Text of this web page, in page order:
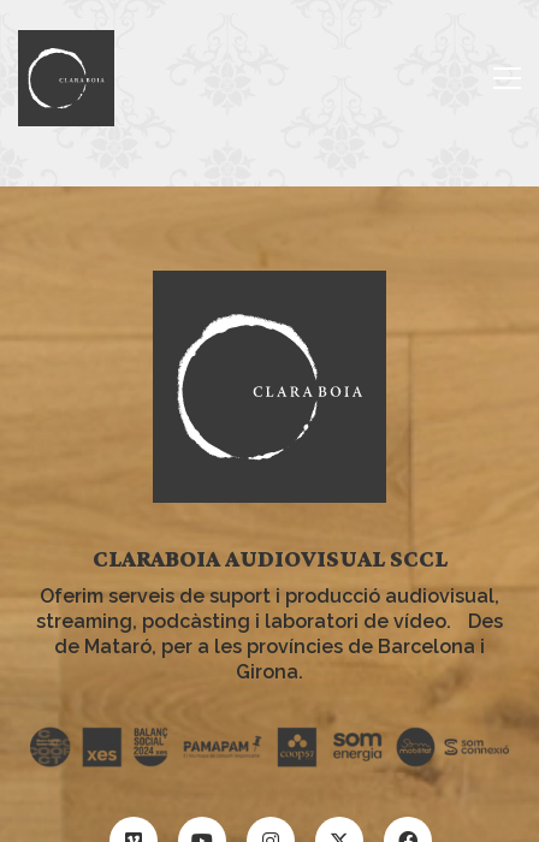
CLARABOIA AUDIOVISUAL SCCL
Oferim serveis de suport i producció audiovisual,
streaming, podcàsting i laboratori de vídeo. Des
de Mataró, per a les províncies de Barcelona i
Girona.